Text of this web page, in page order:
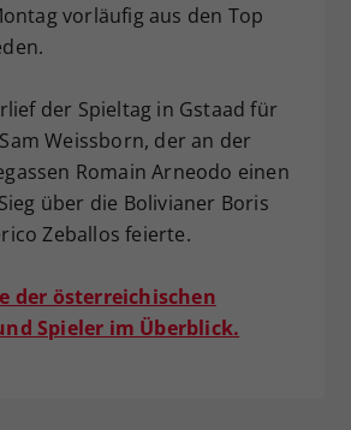
vorläufig aus den Top
der Spieltag in Gstaad für
Weissborn, der an der
Romain Arneodo einen
über die Bolivianer Boris
Zeballos feierte.
der österreichischen
Spieler im Überblick.